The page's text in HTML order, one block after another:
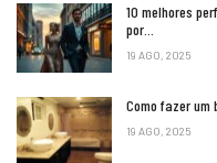
10 melhores
por…
19 AGO, 2025
Como fazer
19 AGO, 2025